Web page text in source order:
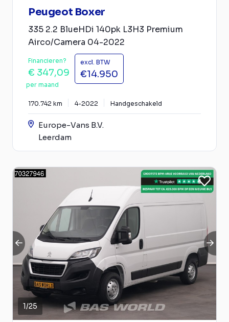
Peugeot Boxer
335 2.2 BlueHDi 140pk L3H3 Premium
Airco/Camera 04-2022
Financieren?
€ 347,09
per maand
excl. BTW
€14.950
170.742 km 4-2022 Handgeschakeld
Europe-Vans B.V.
Leerdam
1/25